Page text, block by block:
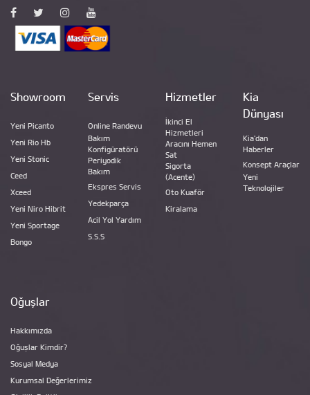
Showroom
Yeni Picanto
Yeni Rio Hb
Yeni Stonic
Ceed
Xceed
Yeni Niro Hibrit
Yeni Sportage
Bongo
Servis
Online Randevu
Bakım
Konfigüratörü
Periyodik
Bakım
Ekspres Servis
Yedekparça
Acil Yol Yardım
S.S.S
Hizmetler
İkinci El
Hizmetleri
Aracını Hemen
Sat
Sigorta
(Acente)
Oto Kuaför
Kiralama
Kia
Dünyası
Kia'dan
Haberler
Konsept Araçlar
Yeni
Teknolojiler
Oğuşlar
Hakkımızda
Oğuşlar Kimdir?
Sosyal Medya
Kurumsal Değerlerimiz